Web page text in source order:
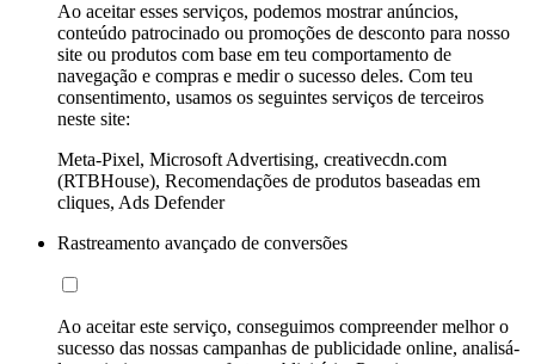
Ao aceitar esses serviços, podemos mostrar anúncios,
conteúdo patrocinado ou promoções de desconto para nosso
site ou produtos com base em teu comportamento de
navegação e compras e medir o sucesso deles. Com teu
consentimento, usamos os seguintes serviços de terceiros
neste site:
Meta-Pixel, Microsoft Advertising, creativecdn.com
(RTBHouse), Recomendações de produtos baseadas em
cliques, Ads Defender
Rastreamento avançado de conversões
Ao aceitar este serviço, conseguimos compreender melhor o
sucesso das nossas campanhas de publicidade online, analisá-